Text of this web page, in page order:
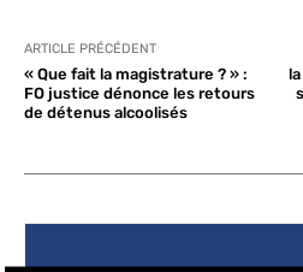
ARTICLE PRÉCÉDENT
« Que fait la magistrature ? » :
FO justice dénonce les retours
de détenus alcoolisés